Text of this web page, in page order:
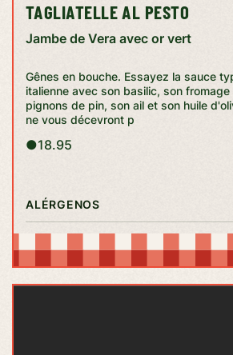
TAGLIATELLE AL PESTO
Jambe de Vera avec or vert
Gênes en bouche. Essayez la sauce
italienne avec son basilic, son fromage
pignons de pin, son ail et son huile
ne vous décevront p
●18.95
ALÉRGENOS